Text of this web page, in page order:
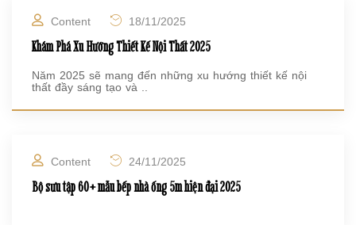
Content 18/11/2025
Khám Phá Xu Hướng Thiết Kế Nội Thất 2025
Năm 2025 sẽ mang đến những xu hướng thiết kế nội
thất đầy sáng tạo và ..
Content 24/11/2025
Bộ sưu tập 60+ mẫu bếp nhà ống 5m hiện đại 2025